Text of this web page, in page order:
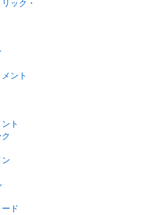
ック・
ント
ト
ド